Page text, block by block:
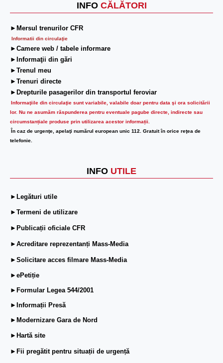
INFO CĂLĂTORI
►Mersul trenurilor CFR
Informatii din circulaţie
►Camere web / tabele informare
►Informaţii din gări
►Trenul meu
►Trenuri directe
►Drepturile pasagerilor din transportul feroviar
Informaţiile din circulaţie sunt variabile, valabile doar pentru data şi ora solicitării
lor. Nu ne asumăm răspunderea pentru eventuale pagube directe, indirecte sau
circumstanțiale produse prin utilizarea acestor informații.
În caz de urgenţe, apelaţi numărul european unic 112. Gratuit în orice reţea de
telefonie.
INFO UTILE
►Legături utile
►Termeni de utilizare
►Publicații oficiale CFR
►Acreditare reprezentanți Mass-Media
►Solicitare acces filmare Mass-Media
►ePetiție
►Formular Legea 544/2001
►Informații Presă
►Modernizare Gara de Nord
►Hartă site
►Fii pregătit pentru situații de urgență